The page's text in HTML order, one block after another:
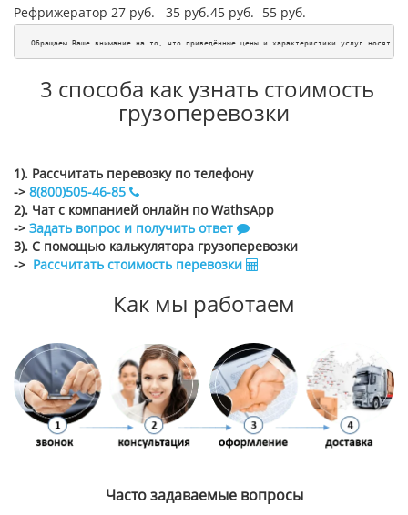
Рефрижератор 27 руб. 35 руб.45 руб. 55 руб.
Обращаем Ваше внимание на то, что приведённые цены и характеристики услуг носят
3 способа как узнать стоимость
грузоперевозки
1). Рассчитать перевозку по телефону
-> 8(800)505-46-85
2). Чат с компанией онлайн по WathsApp
-> Задать вопрос и получить ответ
3). С помощью калькулятора грузоперевозки
-> Рассчитать стоимость перевозки
Как мы работаем
Часто задаваемые вопросы